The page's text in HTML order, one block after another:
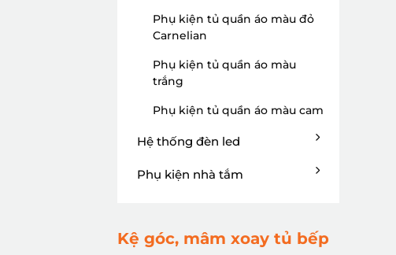
Phụ kiện tủ quần áo màu đỏ
Carnelian
Phụ kiện tủ quần áo màu
trắng
Phụ kiện tủ quần áo màu cam
Hệ thống đèn led
Phụ kiện nhà tắm
Kệ góc, mâm xoay tủ bếp